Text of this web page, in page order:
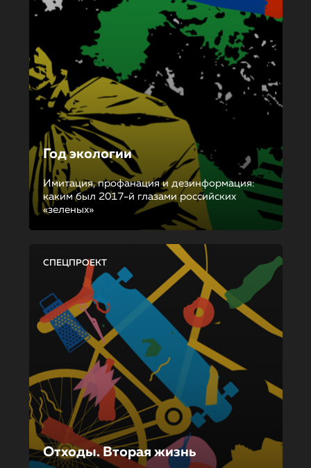
Год экологии
Имитация, профанация и дезинформация:
каким был 2017-й глазами российских
«зеленых»
СПЕЦПРОЕКТ
Отходы. Вторая жизнь